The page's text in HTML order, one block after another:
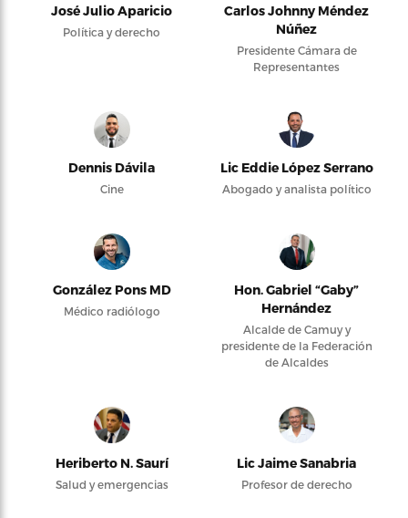
José Julio Aparicio
Política y derecho
Carlos Johnny Méndez
Núñez
Presidente Cámara de
Representantes
Dennis Dávila
Cine
Lic Eddie López Serrano
Abogado y analista político
González Pons MD
Médico radiólogo
Hon. Gabriel “Gaby”
Hernández
Alcalde de Camuy y
presidente de la Federación
de Alcaldes
Heriberto N. Saurí
Salud y emergencias
Lic Jaime Sanabria
Profesor de derecho